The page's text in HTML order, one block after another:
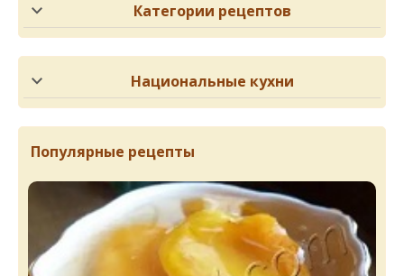
Категории рецептов
Национальные кухни
Популярные рецепты